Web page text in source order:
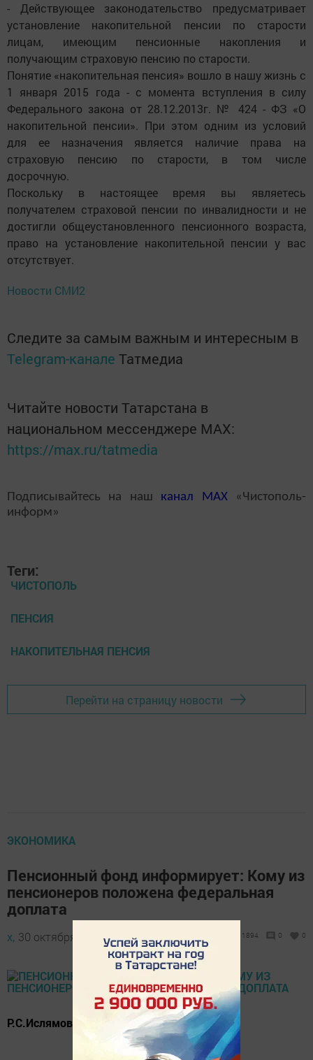
- Действующее законодательство предусматривает
установление накопительной пенсии по старости
лицам, имеющим пенсионные накопления и
получающим страховую пенсию по старости.
Понятие «накопительная пенсия» вошло в нашу жизнь с
1 января 2015 года - с момента вступления в силу
Федерального закона от 28.12.2013г. № 424 - ФЗ «О
накопительной пенсии». При этом одним из условий
для ее назначения является наличие права на
страховую пенсию по старости, в том числе
досрочную.
Поскольку в настоящее время вы являетесь
получателем страховой пенсии по инвалидности и не
достигли общеустановленного пенсионного возраста,
право на установление накопительной пенсии у вас
отсутствует.
Новости СМИ2
Следите за самым важным и интересным в
Telegram-канале Татмедиа
Читайте новости Татарстана в
национальном мессенджере MАХ:
https://max.ru/tatmedia
Подписывайтесь на наш канал MAX«Чистополь-
информ»
Теги:
ЧИСТОПОЛЬ
ПЕНСИЯ
НАКОПИТЕЛЬНАЯ ПЕНСИЯ
Перейти на страницу новости
ЭКОНОМИКА
Пенсионный фонд информирует: Кому из
пенсионеров положена федеральная
доплата
х, 30 октября 2017 - 08:43 1894 0 0
Р.С.Ислямов спрашивает: